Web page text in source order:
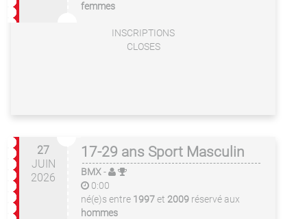
femmes
INSCRIPTIONS
CLOSES
27
JUIN
2026
17-29 ans Sport Masculin
BMX-
0:00
né(e)s entre 1997et 2009 réservé aux
hommes